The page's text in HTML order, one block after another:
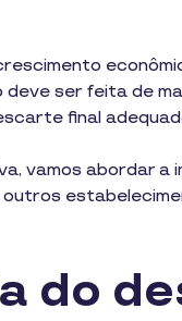
deve ser feita de
final
vamos abordar a
do